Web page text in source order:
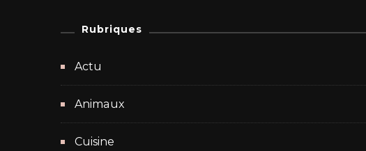
Rubriques
Actu
Animaux
Cuisine